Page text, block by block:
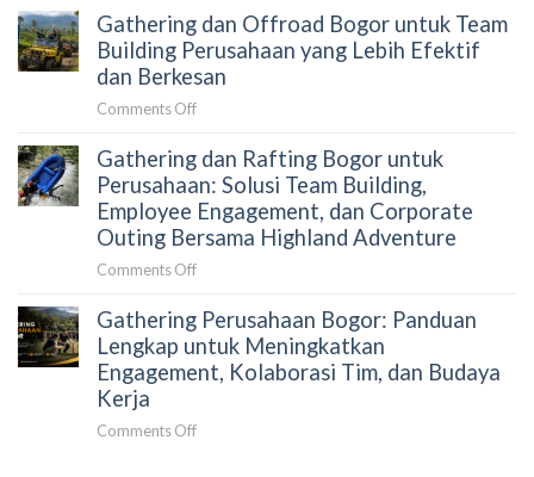
Menyusun
Gathering
Panduan
Strategis
untuk
Mengurangi
Meningkatkan
Dampak
Acara
Gathering dan Offroad Bogor untuk Team
Building Perusahaan yang Lebih Efektif
dan Berkesan
Comments Offon
dan
Offroad
Bogor
untuk
Team
Building
yang
Lebih
Efektif
Gathering dan Rafting Bogor untuk
Perusahaan: Solusi Team Building,
Employee Engagement, dan Corporate
Outing Bersama Highland Adventure
Comments Offon
dan
Rafting
Bogor
untuk
Solusi
Gathering Perusahaan Bogor: Panduan
Lengkap untuk Meningkatkan
Engagement, Kolaborasi Tim, dan Budaya
Kerja
Comments Offon